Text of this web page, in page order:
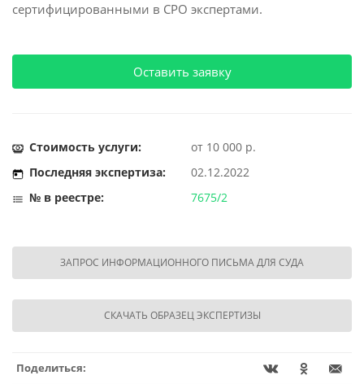
сертифицированными в СРО экспертами.
Оставить заявку
Стоимость услуги:
от 10 000 р.
Последняя экспертиза:
02.12.2022
№ в реестре:
7675/2
ЗАПРОС ИНФОРМАЦИОННОГО ПИСЬМА ДЛЯ СУДА
СКАЧАТЬ ОБРАЗЕЦ ЭКСПЕРТИЗЫ
Поделиться: